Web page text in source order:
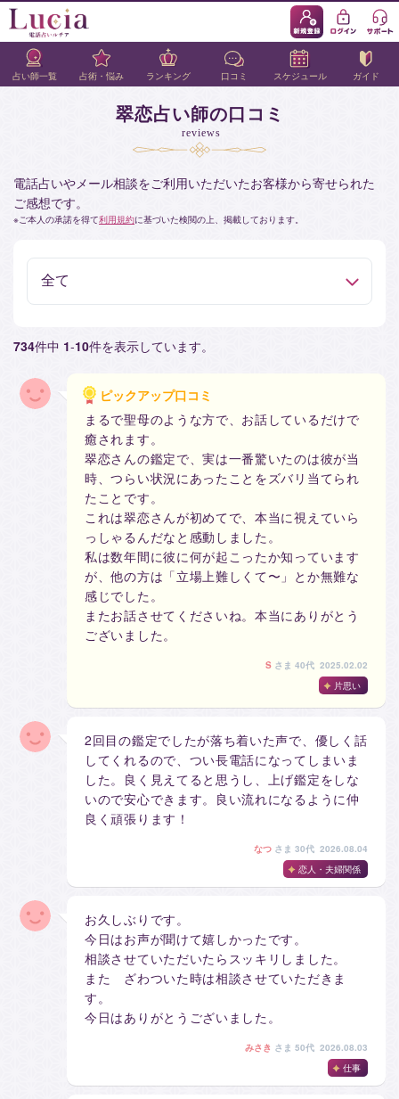
占い師一覧 占術・悩み ランキング 口コミ スケジュール ガイド
翠恋占い師の口コミ
reviews
電話占いやメール相談をご利用いただいたお客様から寄せられた
ご感想です。
ご本人の承諾を得て利用規約に基づいた検閲の上、掲載しております。
734件中 1-10件を表示しています。
ピックアップ口コミ
まるで聖母のような方で、お話しているだけで
癒されます。
翠恋さんの鑑定で、実は一番驚いたのは彼が当
時、つらい状況にあったことをズバリ当てられ
たことです。
これは翠恋さんが初めてで、本当に視えていら
っしゃるんだなと感動しました。
私は数年間に彼に何が起こったか知っています
が、他の方は「立場上難しくて〜」とか無難な
感じでした。
またお話させてくださいね。本当にありがとう
ございました。
S さま 40代 2025.02.02
片思い
2回目の鑑定でしたが落ち着いた声で、優しく話
してくれるので、つい長電話になってしまいま
した。良く見えてると思うし、上げ鑑定をしな
いので安心できます。良い流れになるように仲
良く頑張ります！
なつ さま 30代 2026.08.04
恋人・夫婦関係
お久しぶりです。
今日はお声が聞けて嬉しかったです。
相談させていただいたらスッキリしました。
また ざわついた時は相談させていただきま
す。
今日はありがとうございました。
みさき さま 50代 2026.08.03
仕事